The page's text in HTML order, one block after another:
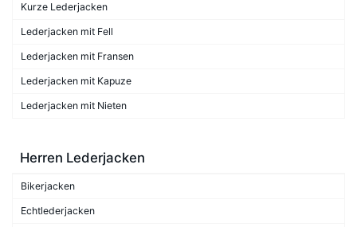
Kurze Lederjacken
Lederjacken mit Fell
Lederjacken mit Fransen
Lederjacken mit Kapuze
Lederjacken mit Nieten
Herren Lederjacken
Bikerjacken
Echtlederjacken